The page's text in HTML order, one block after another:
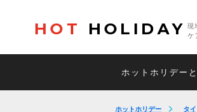
HOT HOLIDAY
現
ケ
ホットホリデー
ホットホリデー タイ